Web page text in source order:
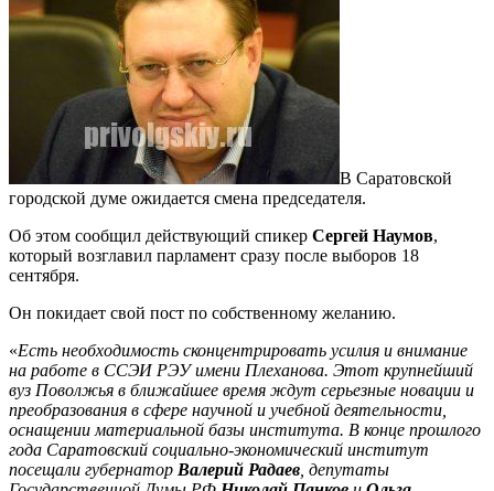
В Саратовской
городской думе ожидается смена председателя.
Об этом сообщил действующий спикер Сергей Наумов,
который возглавил парламент сразу после выборов 18
сентября.
Он покидает свой пост по собственному желанию.
«Есть необходимость сконцентрировать усилия и внимание
на работе в ССЭИ РЭУ имени Плеханова. Этот крупнейший
вуз Поволжья в ближайшее время ждут серьезные новации и
преобразования в сфере научной и учебной деятельности,
оснащении материальной базы института. В конце прошлого
года Саратовский социально-экономический институт
посещали губернатор Валерий Радаев , депутаты